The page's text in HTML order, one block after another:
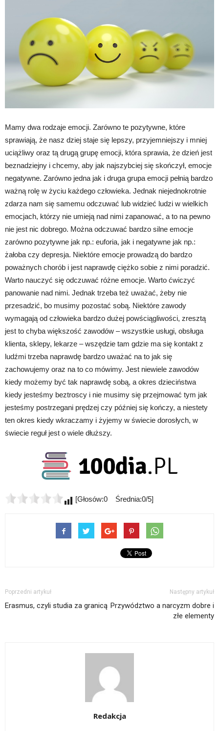
Mamy dwa rodzaje emocji. Zarówno te pozytywne, które
sprawiają, że nasz dziej staje się lepszy, przyjemniejszy i mniej
uciążliwy oraz tą drugą grupę emocji, która sprawia, że dzień jest
beznadziejny i chcemy, aby jak najszybciej się skończył, emocje
negatywne. Zarówno jedna jak i druga grupa emocji pełnią bardzo
ważną rolę w życiu każdego człowieka. Jednak niejednokrotnie
zdarza nam się samemu odczuwać lub widzieć ludzi w wielkich
emocjach, którzy nie umieją nad nimi zapanować, a to na pewno
nie jest nic dobrego. Można odczuwać bardzo silne emocje
zarówno pozytywne jak np.: euforia, jak i negatywne jak np.:
żałoba czy depresja. Niektóre emocje prowadzą do bardzo
poważnych chorób i jest naprawdę ciężko sobie z nimi poradzić.
Warto nauczyć się odczuwać różne emocje. Warto ćwiczyć
panowanie nad nimi. Jednak trzeba też uważać, żeby nie
przesadzić, bo musimy pozostać sobą. Niektóre zawody
wymagają od człowieka bardzo dużej powściągliwości, zresztą
jest to chyba większość zawodów – wszystkie usługi, obsługa
klienta, sklepy, lekarze – wszędzie tam gdzie ma się kontakt z
ludźmi trzeba naprawdę bardzo uważać na to jak się
zachowujemy oraz na to co mówimy. Jest niewiele zawodów
kiedy możemy być tak naprawdę sobą, a okres dzieciństwa
kiedy jesteśmy beztroscy i nie musimy się przejmować tym jak
jesteśmy postrzegani prędzej czy później się kończy, a niestety
ten okres kiedy wkraczamy i żyjemy w świecie dorosłych, w
świecie reguł jest o wiele dłuższy.
[Głosów:0 Średnia:0/5]
Poprzedni artykuł
Erasmus, czyli studia za granicą
Następny artykuł
Przywództwo a narcyzm dobre i
złe elementy
Redakcja